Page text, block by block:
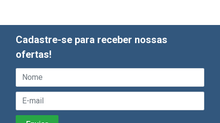
Cadastre-se para receber nossas
ofertas!